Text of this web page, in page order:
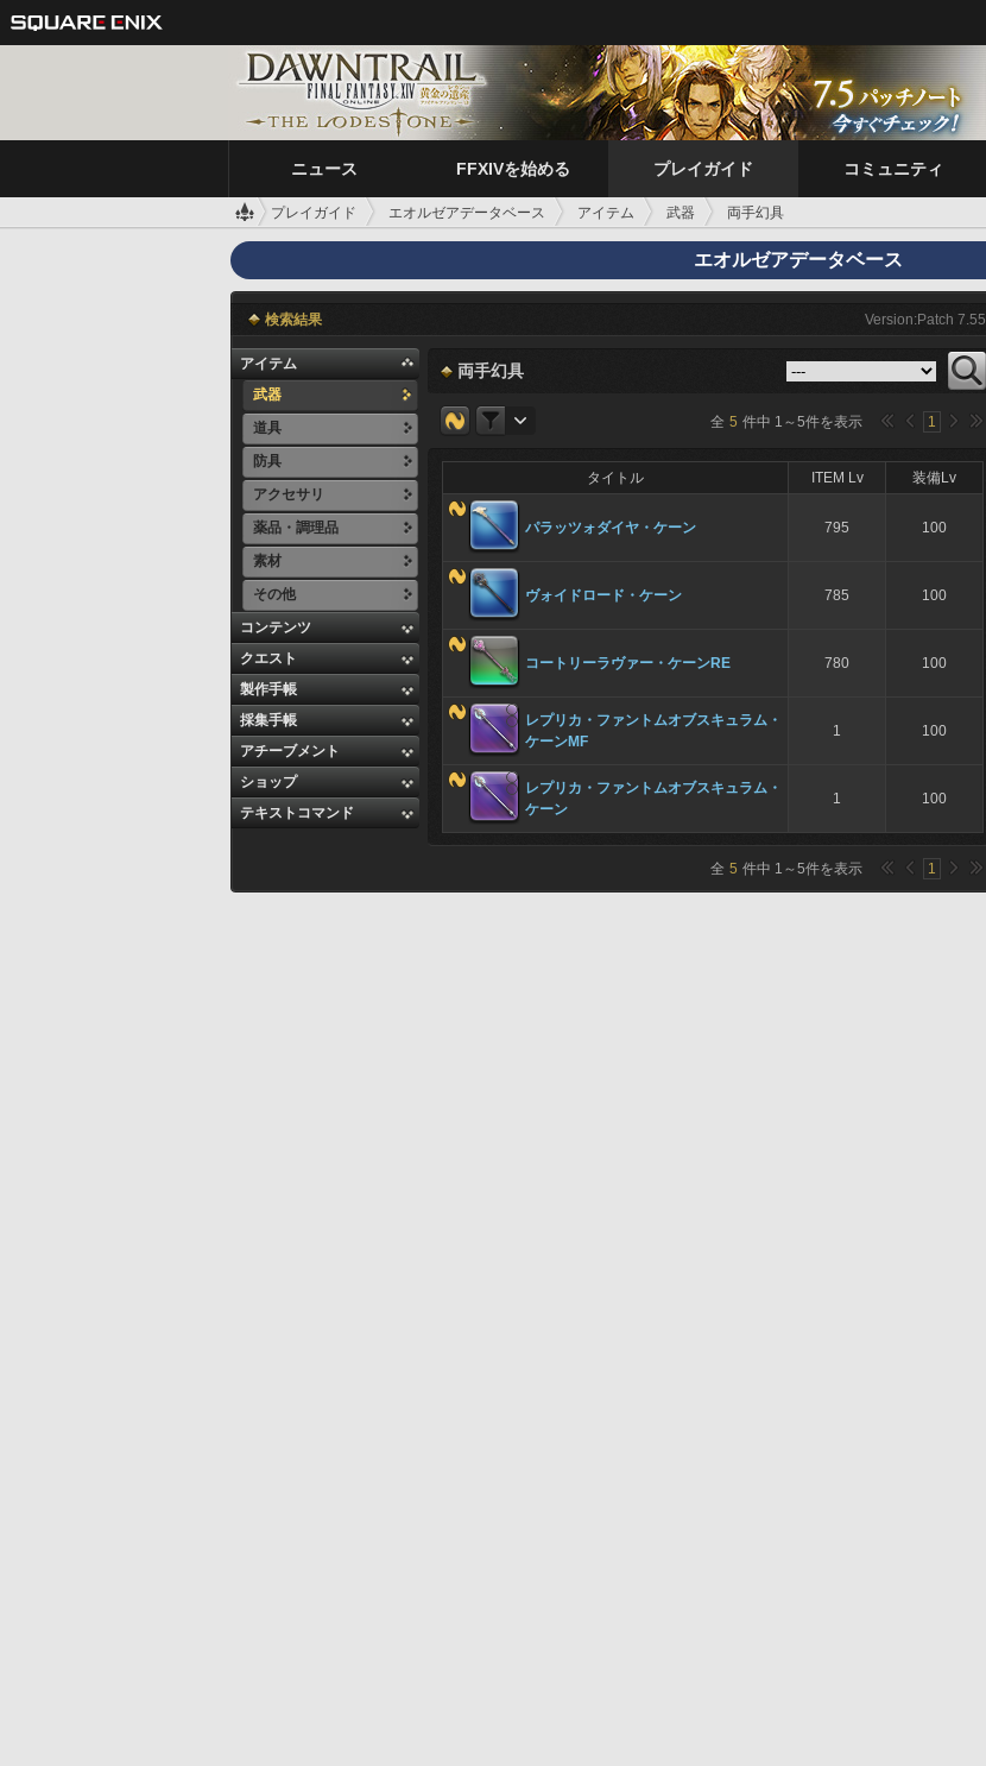
ニュース FFXIVを始める プレイガイド コミュニティ
プレイガイド エオルゼアデータベース アイテム 武器 両手幻具
エオルゼアデータベース
検索結果 Version:Patch 7.55
アイテム
武器
道具
防具
アクセサリ
薬品・調理品
素材
その他
コンテンツ
クエスト
製作手帳
採集手帳
アチーブメント
ショップ
テキストコマンド
両手幻具
全 5 件中 1 ～5件を表示 1
タイトル ITEM Lv 装備Lv
パラッツォダイヤ・ケーン 795 100
ヴォイドロード・ケーン 785 100
コートリーラヴァー・ケーンRE 780 100
レプリカ・ファントムオブスキュラム・
ケーンMF
1 100
レプリカ・ファントムオブスキュラム・
ケーン
1 100
全 5 件中 1 ～5件を表示 1